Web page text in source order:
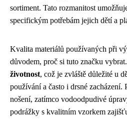
sortiment. Tato rozmanitost
specifickým potřebám jejich dětí a
Kvalita materiálů používaných při
důvodem, proč si tuto značku
životnost, což je zvláště důležité u
používání a často i drsné
nošení, zatímco vodoodpudivé
podrážky s kvalitním vzorkem